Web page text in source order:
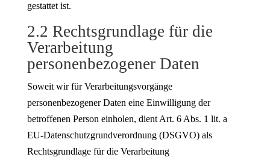
gestattet ist.
2.2 Rechtsgrundlage für die
Verarbeitung
personenbezogener Daten
Soweit wir für Verarbeitungsvorgänge
personenbezogener Daten eine Einwilligung der
betroffenen Person einholen, dient Art. 6 Abs. 1 lit. a
EU-Datenschutzgrundverordnung (DSGVO) als
Rechtsgrundlage für die Verarbeitung